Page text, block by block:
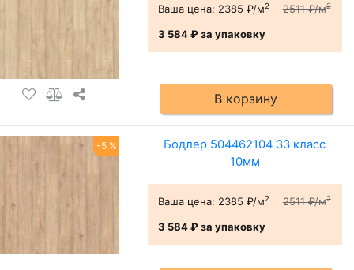
Ваша цена: 2385 ₽/м2 2511 ₽/м2
3 584 ₽за упаковку
В корзину
-5 %
Бодлер 504462104 33 класс
10мм
Ваша цена: 2385 ₽/м2 2511 ₽/м2
3 584 ₽за упаковку